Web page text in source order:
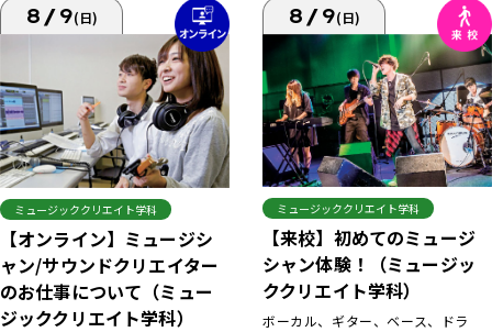
8/9(日)
ミュージッククリエイト学科
【オンライン】ミュージシ
ャン/サウンドクリエイター
のお仕事について（ミュー
ジッククリエイト学科）
8/9(日)
ミュージッククリエイト学科
【来校】初めてのミュージ
シャン体験！（ミュージッ
ククリエイト学科）
ボーカル、ギター、ベース、ドラ